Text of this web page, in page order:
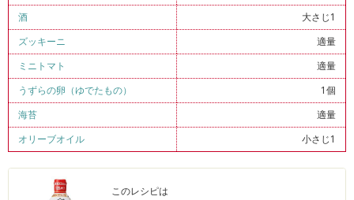
酒
大さじ1
ズッキーニ
適量
ミニトマト
適量
うずらの卵（ゆでたもの）
1個
海苔
適量
オリーブオイル
小さじ1
このレシピは